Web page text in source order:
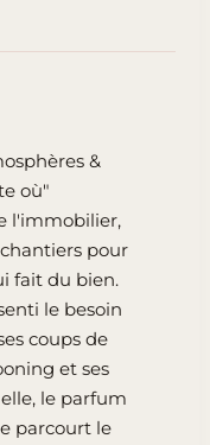
&
où"
l'immobilier,
pour
fait du bien.
le besoin
coups de
et ses
le parfum
parcourt le